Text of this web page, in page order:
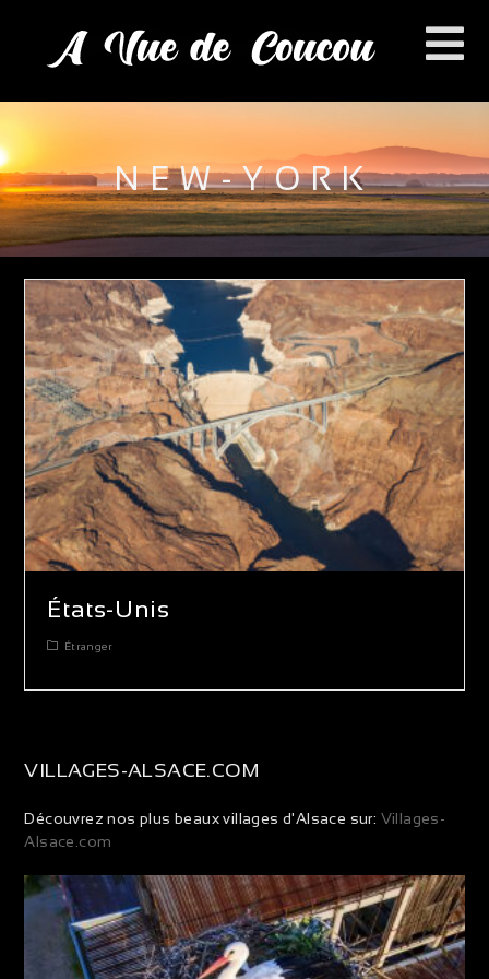
NEW-YORK
États-Unis
Étranger
VILLAGES-ALSACE.COM
Découvrez nos plus beaux villages d'Alsace sur: Villages-
Alsace.com